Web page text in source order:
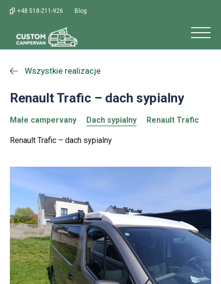
Wszystkie realizacje
Renault Trafic – dach sypialny
Małe campervany Dach sypialny Renault Trafic
Renault Trafic – dach sypialny
+48 518-211-926 Blog